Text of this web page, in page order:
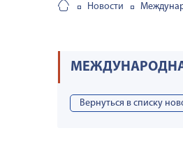
Новости
Вернуться в списку